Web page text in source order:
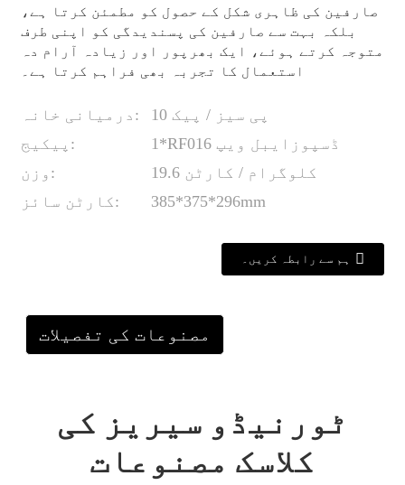
صارفین کی ظاہری شکل کے حصول کو مطمئن کرتا ہے،
بلکہ بہت سے صارفین کی پسندیدگی کو اپنی طرف
متوجہ کرتے ہوئے، ایک بھرپور اور زیادہ آرام دہ
استعمال کا تجربہ بھی فراہم کرتا ہے۔
درمیانی خانہ:
10 پی سیز / پیک
پیکیج:
1*RF016 ڈسپوزایبل ویپ
وزن:
19.6 کلوگرام / کارٹن
کارٹن سائز:
385*375*296mm
ہم سے رابطہ کریں۔
مصنوعات کی تفصیلات
ٹورنیڈو سیریز کی
کلاسک مصنوعات